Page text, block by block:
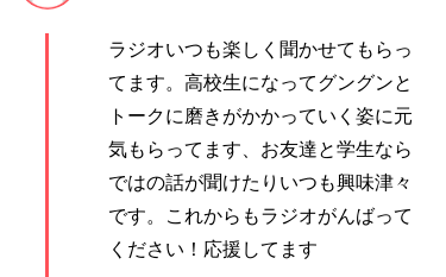
ラジオいつも楽しく聞かせてもらっ
てます。高校生になってグングンと
トークに磨きがかかっていく姿に元
気もらってます、お友達と学生なら
ではの話が聞けたりいつも興味津々
です。これからもラジオがんばって
ください！応援してます